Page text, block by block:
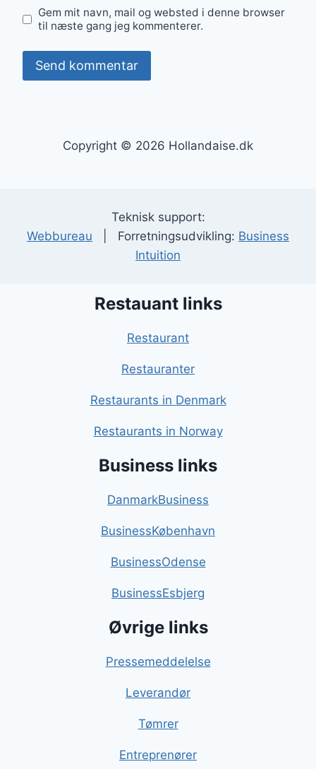
Gem mit navn, mail og websted i denne browser
til næste gang jeg kommenterer.
Copyright © 2026 Hollandaise.dk
Teknisk support:
Webbureau | Forretningsudvikling: Business
Intuition
Restauant links
Restaurant
Restauranter
Restaurants in Denmark
Restaurants in Norway
Business links
DanmarkBusiness
BusinessKøbenhavn
BusinessOdense
BusinessEsbjerg
Øvrige links
Pressemeddelelse
Leverandør
Tømrer
Entreprenører